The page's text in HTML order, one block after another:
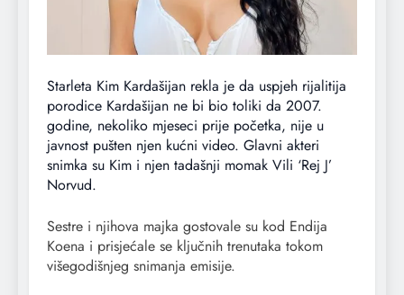
Starleta Kim Kardašijan rekla je da uspjeh rijalitija
porodice Kardašijan ne bi bio toliki da 2007.
godine, nekoliko mjeseci prije početka, nije u
javnost pušten njen kućni video. Glavni akteri
snimka su Kim i njen tadašnji momak Vili ‘Rej J’
Norvud.
Sestre i njihova majka gostovale su kod Endija
Koena i prisjećale se ključnih trenutaka tokom
višegodišnjeg snimanja emisije.